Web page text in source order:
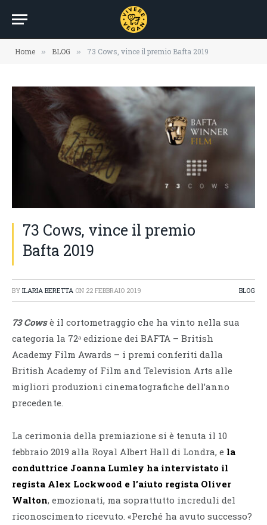
Home » BLOG » 73 Cows, vince il premio Bafta 2019
73 Cows, vince il premio
Bafta 2019
BY ILARIA BERETTA ON 22 FEBBRAIO 2019 BLOG
73 Cowsè il cortometraggio che ha vinto nella sua
categoria la 72ᵃ edizione dei BAFTA – British
Academy Film Awards – i premi conferiti dalla
British Academy of Film and Television Arts alle
migliori produzioni cinematografiche dell’anno
precedente.
La cerimonia della premiazione si è tenuta il 10
febbraio 2019 alla Royal Albert Hall di Londra, e la
conduttrice Joanna Lumley ha intervistato il
regista Alex Lockwood e l’aiuto regista Oliver
Walton, emozionati, ma soprattutto increduli del
riconoscimento ricevuto. «Perché ha avuto successo?